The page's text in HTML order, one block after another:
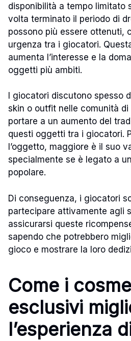
disponibilità a tempo limitato
volta terminato il periodo di
possono più essere ottenuti,
urgenza tra i giocatori.
aumenta l’interesse e la
oggetti più ambiti.
I giocatori discutono spesso
skin o outfit nelle comunità
portare a un aumento del
questi oggetti tra i giocatori.
l’oggetto, maggiore è il suo
specialmente se è legato a
popolare.
Di conseguenza, i giocatori
partecipare attivamente agli
assicurarsi queste
sapendo che potrebbero
gioco e mostrare la loro
Come i
esclusivi
l’esperienza